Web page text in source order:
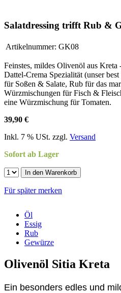
Salatdressing trifft Rub &
Artikelnummer: GK08
Feinstes, mildes Olivenöl aus
Dattel-Crema Spezialität (unser
für Soßen & Salate, Rub für das
Würzmischungen für Fisch &
eine Würzmischung für Tomaten.
39,90 €
Inkl. 7 % USt. zzgl. Versand
Sofort ab Lager
In den Warenkorb
Für später merken
Öl
Essig
Rub
Gewürze
Olivenöl Sitia Kreta
Ein besonders edles und